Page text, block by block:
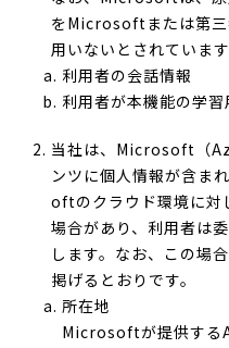
をMicrosoftまたは第三
用いないとされています
利用者の会話情報
利用者が本機能の学
当社は、Microsoft（
ンツに個人情報が含ま
oftのクラウド環境に対
場合があり、利用者は
します。なお、この場
掲げるとおりです。
所在地
Microsoftが提供する